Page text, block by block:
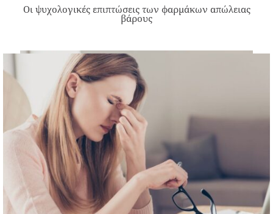
Οι ψυχολογικές επιπτώσεις των φαρμάκων απώλειας
βάρους